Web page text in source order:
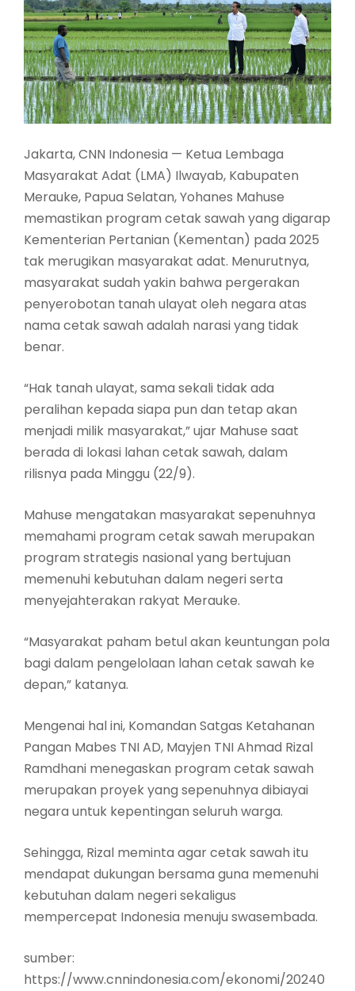
Jakarta, CNN Indonesia — Ketua Lembaga
Masyarakat Adat (LMA) Ilwayab, Kabupaten
Merauke, Papua Selatan, Yohanes Mahuse
memastikan program cetak sawah yang digarap
Kementerian Pertanian (Kementan) pada 2025
tak merugikan masyarakat adat. Menurutnya,
masyarakat sudah yakin bahwa pergerakan
penyerobotan tanah ulayat oleh negara atas
nama cetak sawah adalah narasi yang tidak
benar.
“Hak tanah ulayat, sama sekali tidak ada
peralihan kepada siapa pun dan tetap akan
menjadi milik masyarakat,” ujar Mahuse saat
berada di lokasi lahan cetak sawah, dalam
rilisnya pada Minggu (22/9).
Mahuse mengatakan masyarakat sepenuhnya
memahami program cetak sawah merupakan
program strategis nasional yang bertujuan
memenuhi kebutuhan dalam negeri serta
menyejahterakan rakyat Merauke.
“Masyarakat paham betul akan keuntungan pola
bagi dalam pengelolaan lahan cetak sawah ke
depan,” katanya.
Mengenai hal ini, Komandan Satgas Ketahanan
Pangan Mabes TNI AD, Mayjen TNI Ahmad Rizal
Ramdhani menegaskan program cetak sawah
merupakan proyek yang sepenuhnya dibiayai
negara untuk kepentingan seluruh warga.
Sehingga, Rizal meminta agar cetak sawah itu
mendapat dukungan bersama guna memenuhi
kebutuhan dalam negeri sekaligus
mempercepat Indonesia menuju swasembada.
sumber:
https://www.cnnindonesia.com/ekonomi/20240